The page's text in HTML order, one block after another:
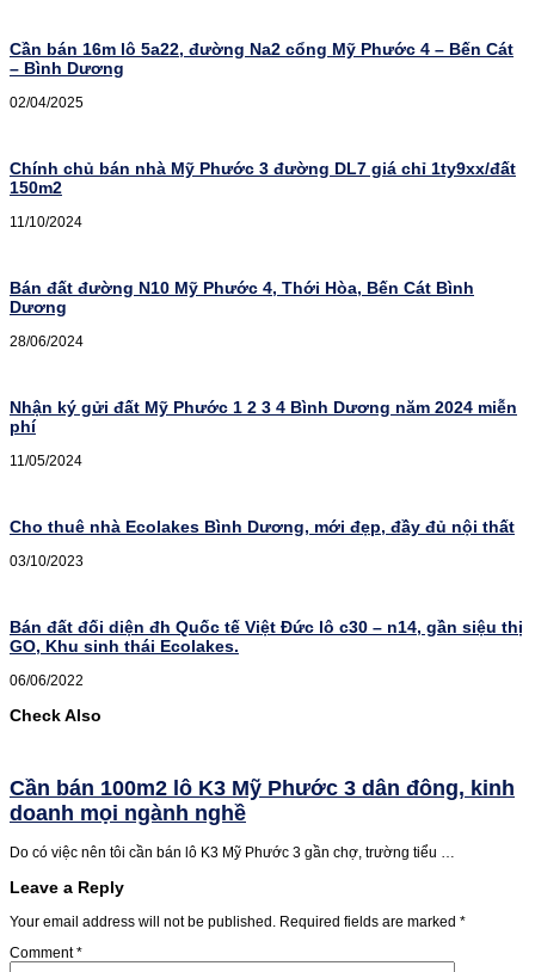
Cần bán 16m lô 5a22, đường Na2 cổng Mỹ Phước 4 – Bến Cát
– Bình Dương
02/04/2025
Chính chủ bán nhà Mỹ Phước 3 đường DL7 giá chỉ 1ty9xx/đất
150m2
11/10/2024
Bán đất đường N10 Mỹ Phước 4, Thới Hòa, Bến Cát Bình
Dương
28/06/2024
Nhận ký gửi đất Mỹ Phước 1 2 3 4 Bình Dương năm 2024 miễn
phí
11/05/2024
Cho thuê nhà Ecolakes Bình Dương, mới đẹp, đầy đủ nội thất
03/10/2023
Bán đất đối diện đh Quốc tế Việt Đức lô c30 – n14, gần siệu thị
GO, Khu sinh thái Ecolakes.
06/06/2022
Check Also
Cần bán 100m2 lô K3 Mỹ Phước 3 dân đông, kinh
doanh mọi ngành nghề
Do có việc nên tôi cần bán lô K3 Mỹ Phước 3 gần chợ, trường tiểu …
Leave a Reply
Your email address will not be published. Required fields are marked *
Comment*